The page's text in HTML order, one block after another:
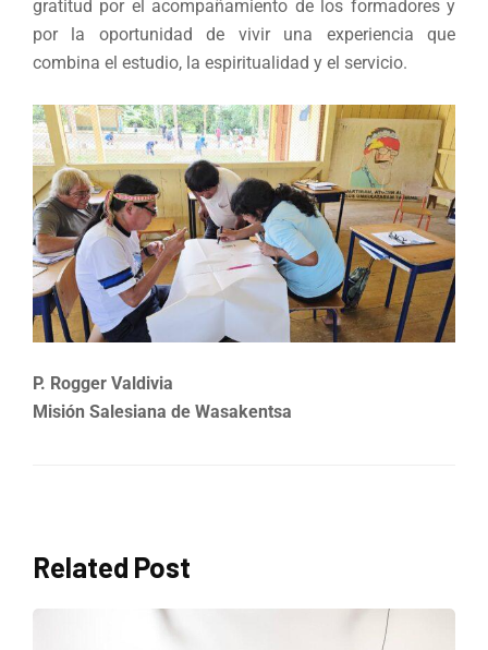
gratitud por el acompañamiento de los formadores y
por la oportunidad de vivir una experiencia que
combina el estudio, la espiritualidad y el servicio.
P. Rogger Valdivia
Misión Salesiana de Wasakentsa
Related Post